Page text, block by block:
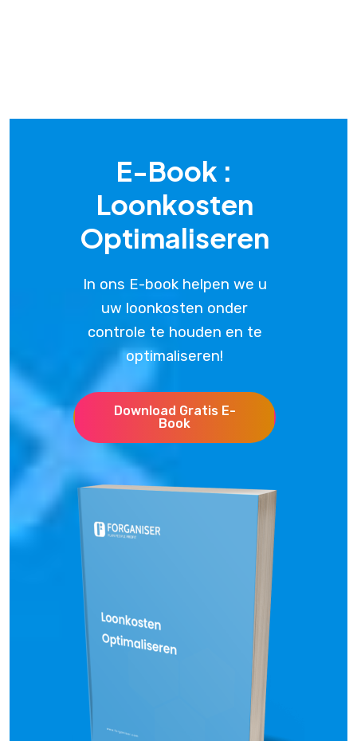
E-Book :
Loonkosten
Optimaliseren
In ons E-book helpen we u
uw loonkosten onder
controle te houden en te
optimaliseren!
Download Gratis E-
Book